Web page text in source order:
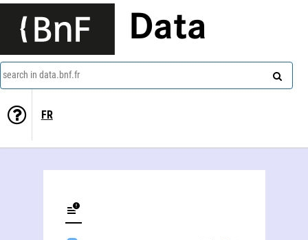
Data
search in data.bnf.fr
FR